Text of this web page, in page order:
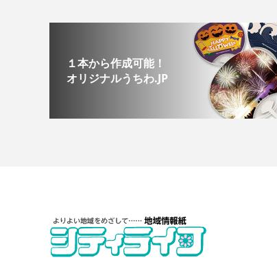
１本から作成可能！
オリジナルうちわ.JP